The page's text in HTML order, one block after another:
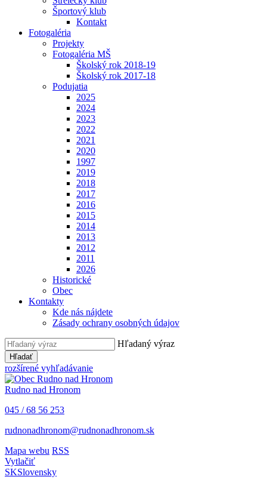
Športový klub
Kontakt
Fotogaléria
Projekty
Fotogaléria MŠ
Školský rok 2018-19
Školský rok 2017-18
Podujatia
2025
2024
2023
2022
2021
2020
1997
2019
2018
2017
2016
2015
2014
2013
2012
2011
2026
Historické
Obec
Kontakty
Kde nás nájdete
Zásady ochrany osobných údajov
Hľadaný výraz
Hľadať
rozšírené vyhľadávanie
Rudno nad Hronom
045 / 68 56 253
rudnonadhronom@rudnonadhronom.sk
Mapa webu RSS
Vytlačiť
SKSlovensky